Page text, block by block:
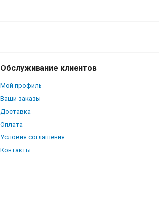
Обслуживание клиентов
Мой профиль
Ваши заказы
Доставка
Оплата
Условия соглашения
Контакты